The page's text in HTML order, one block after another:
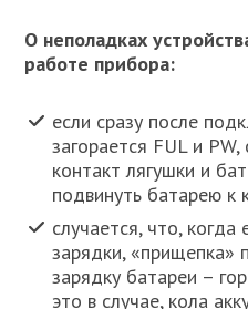
О неполадках
работе прибора:
если сразу после
загорается FUL и PW,
контакт лягушки и
подвинуть батарею к
случается, что,
зарядки, «прищепка»
зарядку батареи –
это в случае, кола